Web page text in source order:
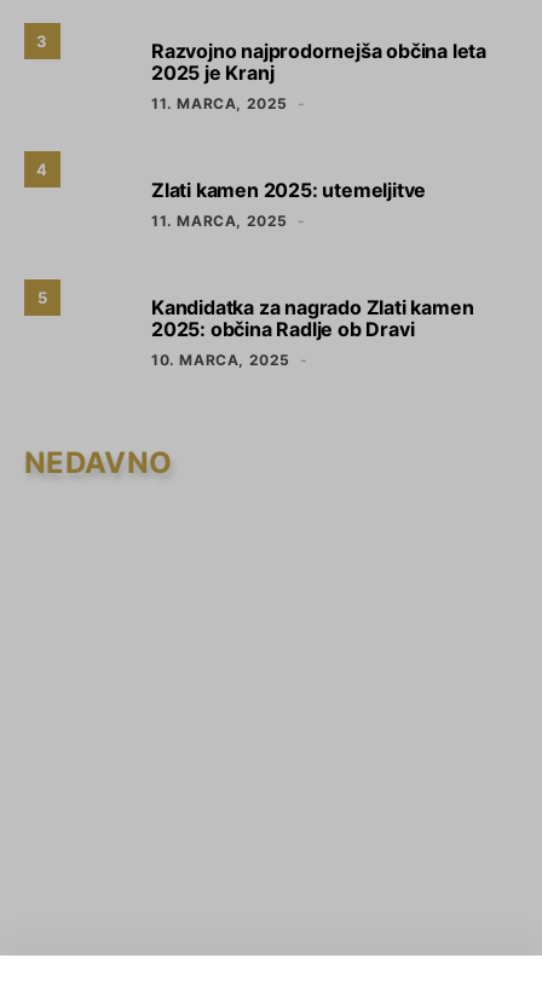
3
Razvojno najprodornejša občina leta
2025 je Kranj
11. MARCA, 2025
4
Zlati kamen 2025: utemeljitve
11. MARCA, 2025
5
Kandidatka za nagrado Zlati kamen
2025: občina Radlje ob Dravi
10. MARCA, 2025
NEDAVNO